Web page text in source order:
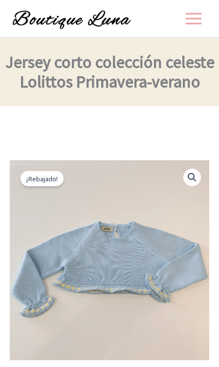
Jersey corto colección celeste
Lolittos Primavera-verano
¡Rebajado!precio
54,30 €.27,15 €.
corto
colección